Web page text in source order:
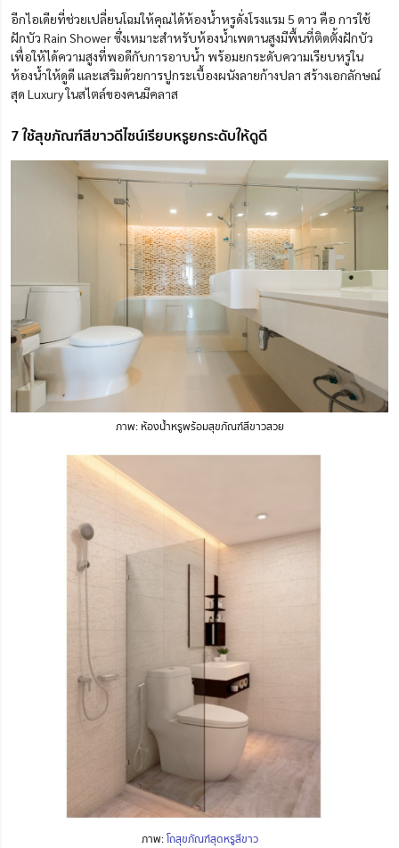
อีกไอเดียที่ช่วยเปลี่ยนโฉมให้คุณได้ห้องน้ำหรูดั่งโรงแรม 5 ดาว คือ การใช้
ฝักบัว Rain Shower ซึ่งเหมาะสำหรับห้องน้ำเพดานสูงมีพื้นที่ติดตั้งฝักบัว
เพื่อให้ได้ความสูงที่พอดีกับการอาบน้ำ พร้อมยกระดับความเรียบหรูใน
ห้องน้ำให้ดูดี และเสริมด้วยการปูกระเบื้องผนังลายก้างปลา สร้างเอกลักษณ์
สุด Luxury ในสไตล์ของคนมีคลาส
7 ใช้สุขภัณฑ์สีขาวดีไซน์เรียบหรูยกระดับให้ดูดี
ภาพ: ห้องน้ำหรูพร้อมสุขภัณฑ์สีขาวสวย
ภาพ:โถสุขภัณฑ์สุดหรูสีขาว